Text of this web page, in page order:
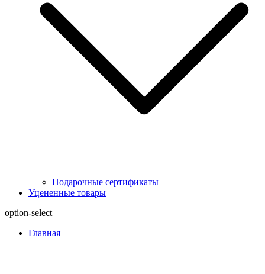
Подарочные сертификаты
Уцененные товары
option-select
Главная